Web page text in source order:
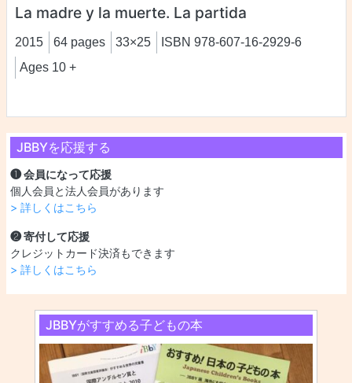
JBBYを応援する
❶ 会員になって応援
個人会員と法人会員があります
> 詳しくはこちら
❷ 寄付して応援
クレジットカード決済もできます
> 詳しくはこちら
JBBYがすすめる子どもの本
La madre y la muerte. La partida
2015 64 pages 33×25
ISBN 978-607-16-2929-6
Ages 10 +